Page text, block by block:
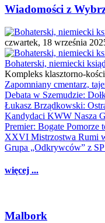
Wiadomości z
czwartek, 18 września
Bohaterski, niemiecki
Kompleks klasztorno-
Zapomniany cmentarz,
Debata w Szemudzie:
Łukasz Brządkowski:
Kandydaci KWW Nasza
Premier: Bogate Pomorze
XXVI Mistrzostwa Rumi
Grupa „Odkrywców” z
więcej ...
Malbork